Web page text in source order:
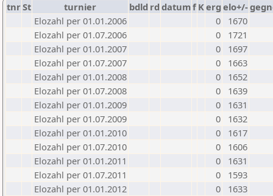
tnrSt turnier bdld rd datumf Kerg elo+/-
Elozahl per 01.01.2006
0
1670
Elozahl per 01.07.2006
0
1721
Elozahl per 01.01.2007
0
1697
Elozahl per 01.07.2007
0
1663
Elozahl per 01.01.2008
0
1652
Elozahl per 01.07.2008
0
1639
Elozahl per 01.01.2009
0
1631
Elozahl per 01.07.2009
0
1632
Elozahl per 01.01.2010
0
1617
Elozahl per 01.07.2010
0
1606
Elozahl per 01.01.2011
0
1631
Elozahl per 01.07.2011
0
1593
Elozahl per 01.01.2012
0
1633